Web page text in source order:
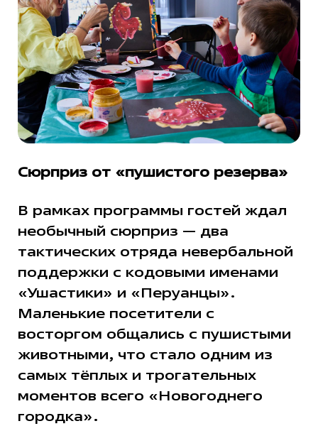
Сюрприз от «пушистого резерва»
В рамках программы гостей ждал
необычный сюрприз — два
тактических отряда невербальной
поддержки с кодовыми именами
«Ушастики» и «Перуанцы».
Маленькие посетители с
восторгом общались с пушистыми
животными, что стало одним из
самых тёплых и трогательных
моментов всего «Новогоднего
городка».